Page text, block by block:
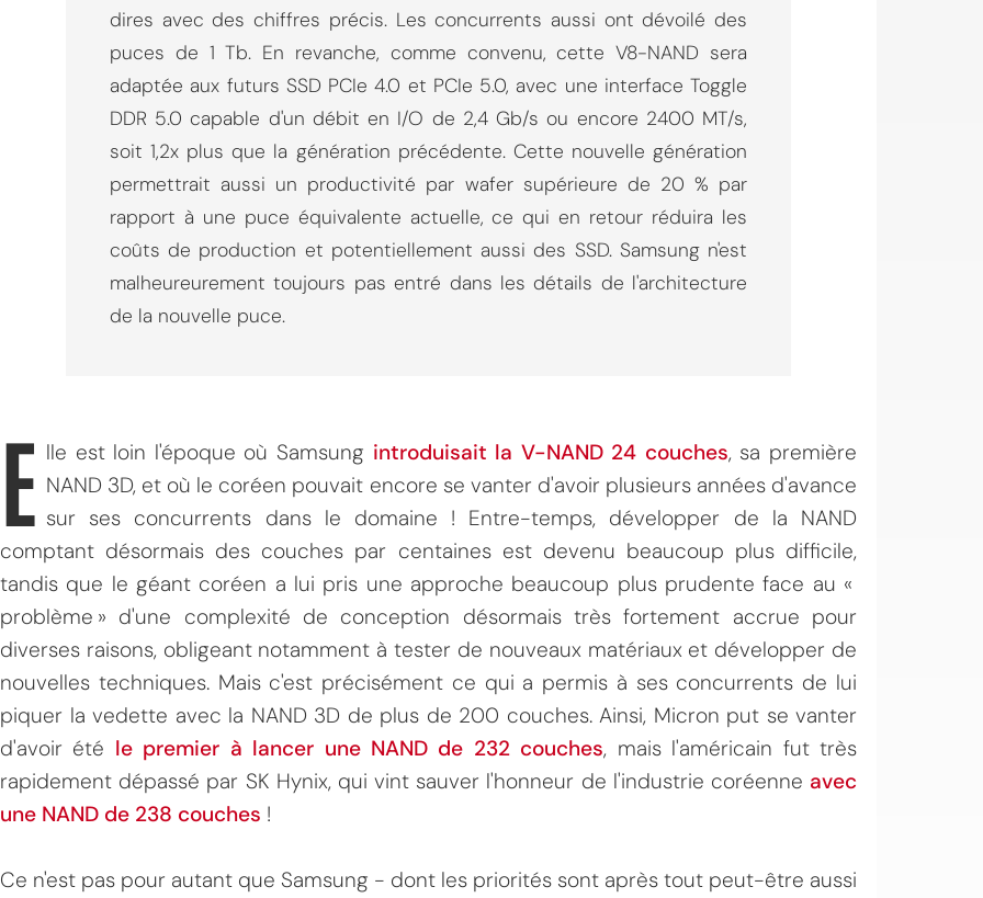
dires avec des chiffres précis. Les concurrents aussi ont dévoilé des
puces de 1 Tb. En revanche, comme convenu, cette V8-NAND sera
adaptée aux futurs SSD PCIe 4.0 et PCIe 5.0, avec une interface Toggle
DDR 5.0 capable d'un débit en I/O de 2,4 Gb/s ou encore 2400 MT/s,
soit 1,2x plus que la génération précédente. Cette nouvelle génération
permettrait aussi un productivité par wafer supérieure de 20 % par
rapport à une puce équivalente actuelle, ce qui en retour réduira les
coûts de production et potentiellement aussi des SSD. Samsung n'est
malheureurement toujours pas entré dans les détails de l'architecture
de la nouvelle puce.
E lle est loin l'époque où Samsung introduisait la V-NAND 24 couches, sa première
NAND 3D, et où le coréen pouvait encore se vanter d'avoir plusieurs années d'avance
sur ses concurrents dans le domaine ! Entre-temps, développer de la NAND
comptant désormais des couches par centaines est devenu beaucoup plus difficile,
tandis que le géant coréen a lui pris une approche beaucoup plus prudente face au «
problème » d'une complexité de conception désormais très fortement accrue pour
diverses raisons, obligeant notamment à tester de nouveaux matériaux et développer de
nouvelles techniques. Mais c'est précisément ce qui a permis à ses concurrents de lui
piquer la vedette avec la NAND 3D de plus de 200 couches. Ainsi, Micron put se vanter
d'avoir été le premier à lancer une NAND de 232 couches, mais l'américain fut très
rapidement dépassé par SK Hynix, qui vint sauver l'honneur de l'industrie coréenne avec
une NAND de 238 couches !
Ce n'est pas pour autant que Samsung - dont les priorités sont après tout peut-être aussi